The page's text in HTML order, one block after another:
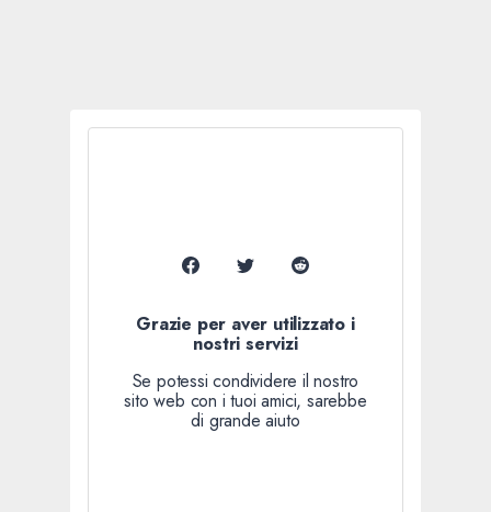
Grazie per aver utilizzato i
nostri servizi
Se potessi condividere il nostro
sito web con i tuoi amici, sarebbe
di grande aiuto